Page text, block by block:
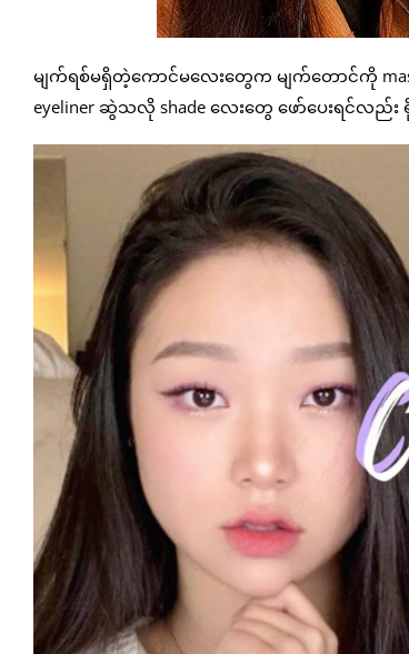
မျက်ရစ်မရှိတဲ့ကောင်မလေးတွေက မျက်တောင်ကို
eyeliner ဆွဲသလို shade လေးတွေ ဖော်ပေးရင်လည်း